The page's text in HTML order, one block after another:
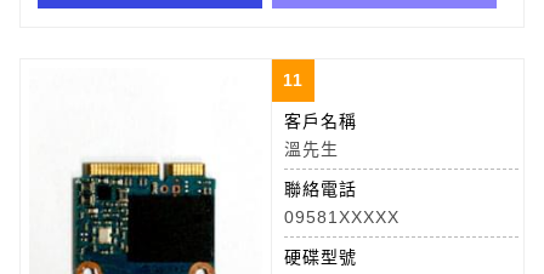
11
客戶名稱
溫先生
聯絡電話
09581XXXXX
硬碟型號